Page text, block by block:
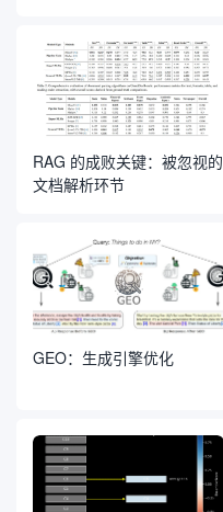
RAG 的成败关键：被忽视的
文档解析环节
GEO：生成引擎优化